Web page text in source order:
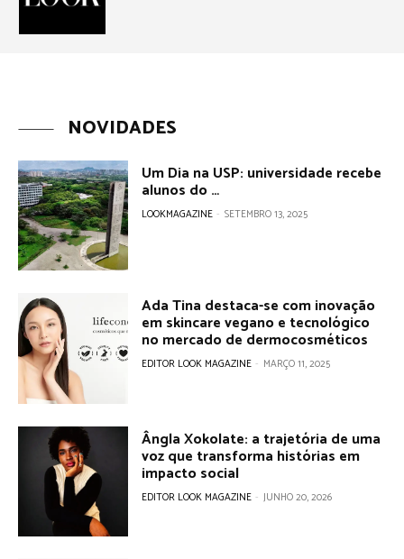
NOVIDADES
Um Dia na USP: universidade recebe
alunos do …
LOOKMAGAZINE - SETEMBRO 13, 2025
Ada Tina destaca-se com inovação
em skincare vegano e tecnológico
no mercado de dermocosméticos
EDITOR LOOK MAGAZINE - MARÇO 11, 2025
Ângla Xokolate: a trajetória de uma
voz que transforma histórias em
impacto social
EDITOR LOOK MAGAZINE - JUNHO 20, 2026